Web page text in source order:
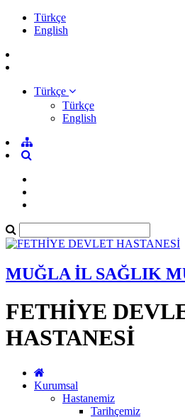
Türkçe
English
Türkçe
Türkçe
English
MUĞLA İL SAĞLIK
FETHİYE
HASTANESİ
Kurumsal
Hastanemiz
Tarihçemiz